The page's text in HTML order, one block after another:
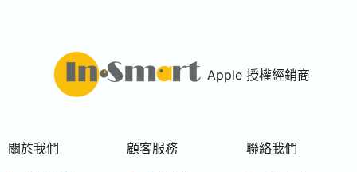
Apple 授權經銷商
關於我們 顧客服務 聯絡我們